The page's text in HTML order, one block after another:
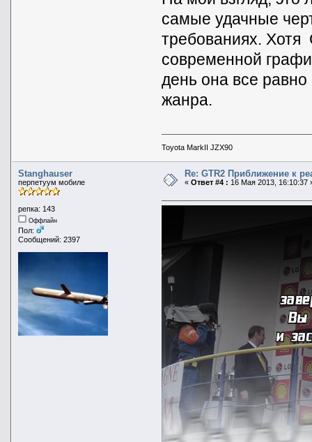
самые удачные
требованиях. Хотя
современной
день она все
жанра.
Toyota MarkII JZX90
Stanghauser
перпетуум мобиле
репка: 143
Оффлайн
Пол:
Сообщений: 2397
Re: GTR2 Приближение к
« Ответ #4 : 16 Мая 2013, 16:10:37